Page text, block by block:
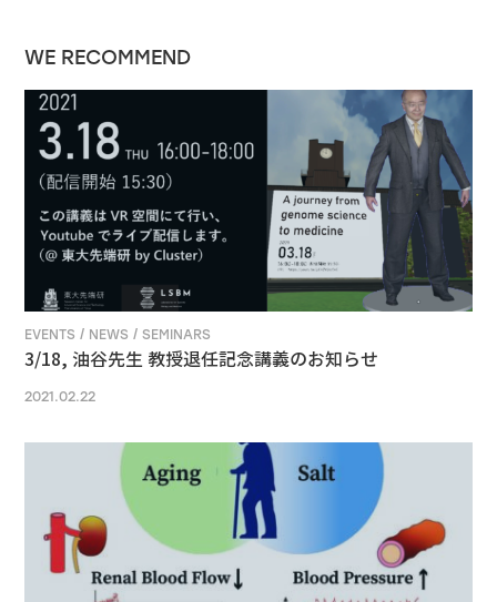
WE RECOMMEND
EVENTS / NEWS / SEMINARS
3/18, 油谷先生 教授退任記念講義のお知らせ
2021.02.22